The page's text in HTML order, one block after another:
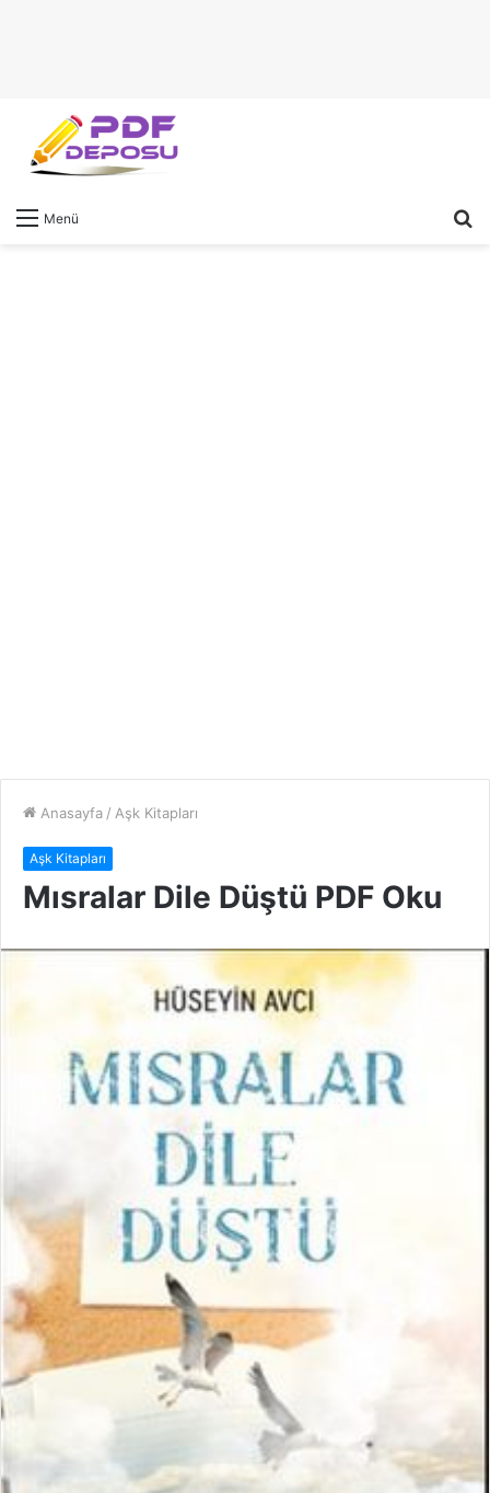
Menü
Anasayfa / Aşk Kitapları
Aşk Kitapları
Mısralar Dile Düştü PDF Oku